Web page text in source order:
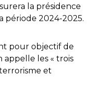
la présidence
période 2024-2025.
pour objectif de
les « trois
et